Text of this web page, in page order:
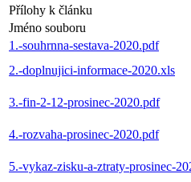
Přílohy k článku
Jméno souboru
1.-souhrnna-sestava-2020.pdf
2.-doplnujici-informace-2020.xls
3.-fin-2-12-prosinec-2020.pdf
4.-rozvaha-prosinec-2020.pdf
5.-vykaz-zisku-a-ztraty-prosinec-